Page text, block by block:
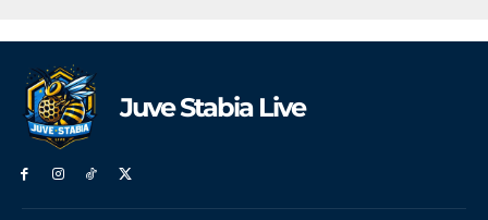
Juve Stabia Live